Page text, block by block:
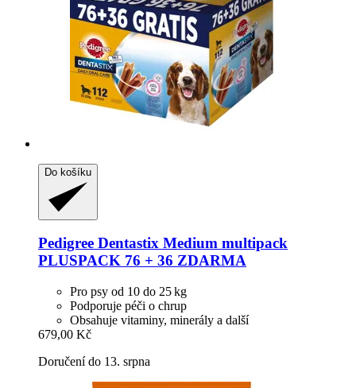
Do košíku
Pedigree Dentastix Medium multipack
PLUSPACK 76 + 36 ZDARMA
Pro psy od 10 do 25 kg
Podporuje péči o chrup
Obsahuje vitaminy, minerály a další
679,00 Kč
Doručení do 13. srpna